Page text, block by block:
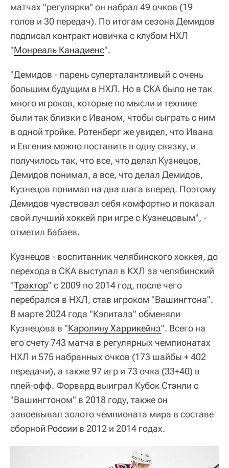
матчах "регулярки" он набрал 49 очков (19
голов и 30 передач). По итогам сезона Демидов
подписал контракт новичка с клубом НХЛ
"Монреаль Канадиенс".
"Демидов - парень суперталантливый с очень
большим будущим в НХЛ. Но в СКА было не так
много игроков, которые по мысли и технике
были так близки с Иваном, чтобы сыграть с ним
в одной тройке. Ротенберг же увидел, что Ивана
и Евгения можно поставить в одну связку, и
получилось так, что все, что делал Кузнецов,
Демидов понимал, а все, что делал Демидов,
Кузнецов понимал на два шага вперед. Поэтому
Демидов чувствовал себя комфортно и показал
свой лучший хоккей при игре с Кузнецовым", -
отметил Бабаев.
Кузнецов - воспитанник челябинского хоккея, до
перехода в СКА выступал в КХЛ за челябинский
"Трактор" с 2009 по 2014 год, после чего
перебрался в НХЛ, став игроком "Вашингтона".
В марте 2024 года "Кэпиталз" обменяли
Кузнецова в "Каролину Харрикейнз". Всего на
его счету 743 матча в регулярных чемпионатах
НХЛ и 575 набранных очков (173 шайбы + 402
передачи), а также 97 игр и 73 очка (33+40) в
плей-офф. Форвард выиграл Кубок Стэнли с
"Вашингтоном" в 2018 году, также он
завоевывал золото чемпионата мира в составе
сборной России в 2012 и 2014 годах.